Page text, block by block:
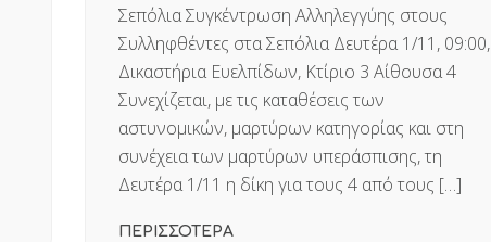
Σεπόλια Συγκέντρωση Αλληλεγγύης στους
Συλληφθέντες στα Σεπόλια Δευτέρα 1/11, 09:00,
Δικαστήρια Ευελπίδων, Κτίριο 3 Αίθουσα 4
Συνεχίζεται, με τις καταθέσεις των
αστυνομικών, μαρτύρων κατηγορίας και στη
συνέχεια των μαρτύρων υπεράσπισης, τη
Δευτέρα 1/11 η δίκη για τους 4 από τους […]
ΠΕΡΙΣΣΟΤΕΡΑ